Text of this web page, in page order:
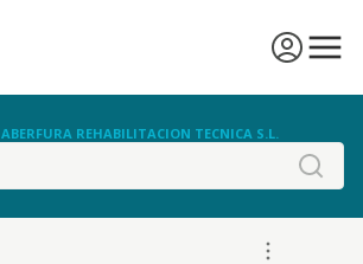
ABERFURA REHABILITACION TECNICA S.L.